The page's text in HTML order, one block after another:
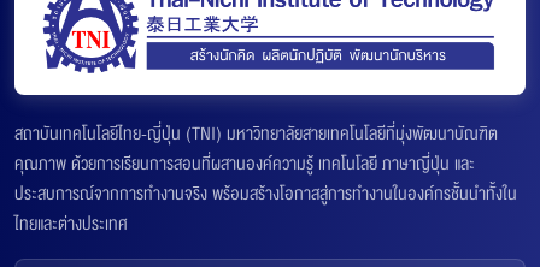
สถาบันเทคโนโลยีไทย-ญี่ปุ่น (TNI) มหาวิทยาลัยสายเทคโนโลยีที่มุ่งพัฒนาบัณฑิต
คุณภาพ ด้วยการเรียนการสอนที่ผสานองค์ความรู้ เทคโนโลยี ภาษาญี่ปุ่น และ
ประสบการณ์จากการทำงานจริง พร้อมสร้างโอกาสสู่การทำงานในองค์กรชั้นนำทั้งใน
ไทยและต่างประเทศ